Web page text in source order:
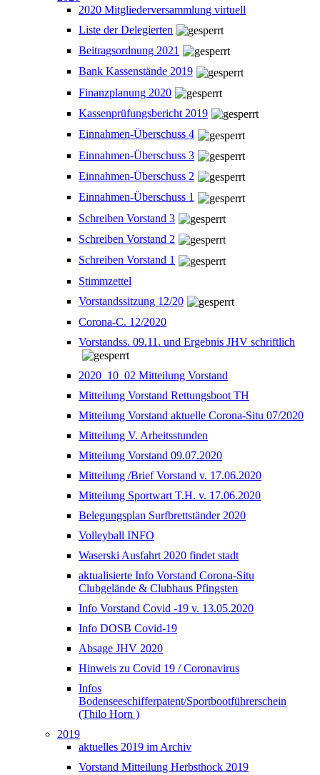
2020 Mitgliederversammlung virtuell
Liste der Delegierten
Beitragsordnung 2021
Bank Kassenstände 2019
Finanzplanung 2020
Kassenprüfungsbericht 2019
Einnahmen-Überschuss 4
Einnahmen-Überschuss 3
Einnahmen-Überschuss 2
Einnahmen-Überschuss 1
Schreiben Vorstand 3
Schreiben Vorstand 2
Schreiben Vorstand 1
Stimmzettel
Vorstandssitzung 12/20
Corona-C. 12/2020
Vorstandss. 09.11. und Ergebnis JHV schriftlich
2020_10_02 Mitteilung Vorstand
Mitteilung Vorstand Rettungsboot TH
Mitteilung Vorstand aktuelle Corona-Situ 07/2020
Mitteilung V. Arbeitsstunden
Mitteilung Vorstand 09.07.2020
Mitteilung /Brief Vorstand v. 17.06.2020
Mitteilung Sportwart T.H. v. 17.06.2020
Belegungsplan Surfbrettständer 2020
Volleyball INFO
Waserski Ausfahrt 2020 findet stadt
aktualisierte Info Vorstand Corona-Situ
Clubgelände & Clubhaus Pfingsten
Info Vorstand Covid -19 v. 13.05.2020
Info DOSB Covid-19
Absage JHV 2020
Hinweis zu Covid 19 / Coronavirus
Infos
Bodenseeschifferpatent/Sportbootführerschein
(Thilo Horn )
2019
aktuelles 2019 im Archiv
Vorstand Mitteilung Herbsthock 2019